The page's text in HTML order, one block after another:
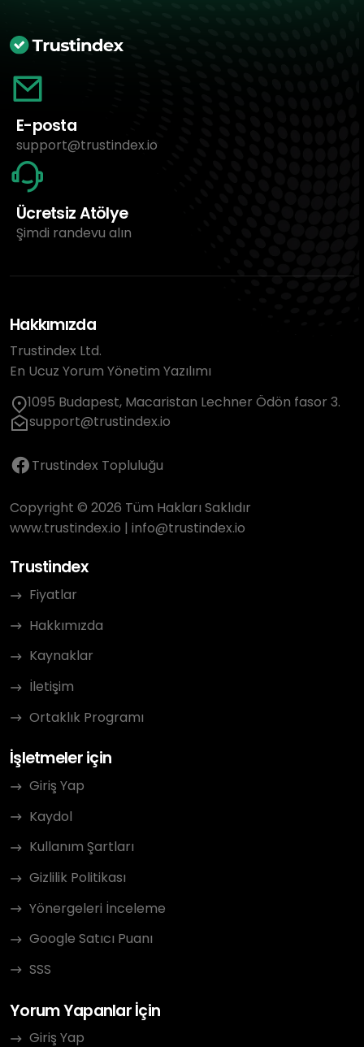
E-posta
support@trustindex.io
Ücretsiz Atölye
Şimdi randevu alın
Hakkımızda
Trustindex Ltd.
En Ucuz Yorum Yönetim Yazılımı
1095 Budapest, Macaristan Lechner Ödön fasor 3.
support@trustindex.io
Trustindex Topluluğu
Copyright © 2026 Tüm Hakları Saklıdır
www.trustindex.io | info@trustindex.io
Trustindex
Fiyatlar
Hakkımızda
Kaynaklar
İletişim
Ortaklık Programı
İşletmeler için
Giriş Yap
Kaydol
Kullanım Şartları
Gizlilik Politikası
Yönergeleri İnceleme
Google Satıcı Puanı
SSS
Yorum Yapanlar İçin
Giriş Yap